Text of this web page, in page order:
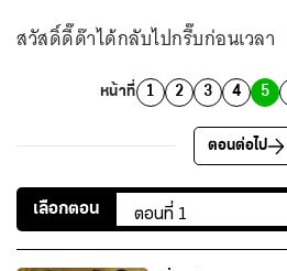
สวัสดิ์ดี๊ด๊าได้กลับไปกรึ๊บก่อนเวลา
หน้าที่ 1 2 3 4 5
ตอนต่อไป
เลือกตอน